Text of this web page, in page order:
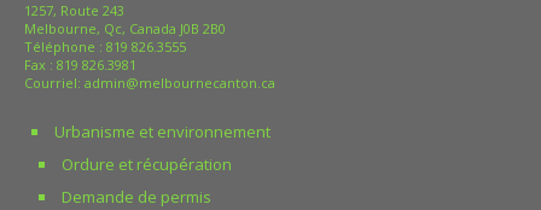
1257, Route 243
Melbourne, Qc, Canada J0B 2B0
Téléphone : 819 826.3555
Fax : 819 826.3981
Courriel: admin@melbournecanton.ca
Urbanisme et environnement
Ordure et récupération
Demande de permis